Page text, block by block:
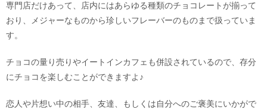
専門店だけあって、店内にはあらゆる種類のチョコレートが揃って
おり、メジャーなものから珍しいフレーバーのものまで扱っていま
す。
チョコの量り売りやイートインカフェも併設されているので、存分
にチョコを楽しむことができますよ♪
恋人や片想い中の相手、友達、もしくは自分へのご褒美にいかがで